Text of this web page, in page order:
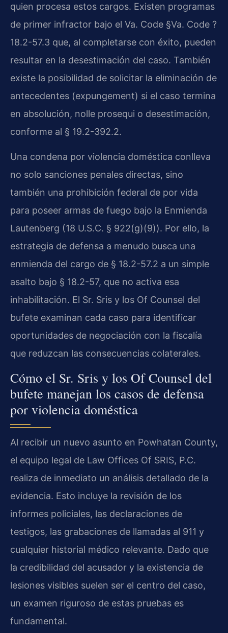
quien procesa estos cargos. Existen programas
de primer infractor bajo el Va. Code §Va. Code ?
18.2-57.3 que, al completarse con éxito, pueden
resultar en la desestimación del caso. También
existe la posibilidad de solicitar la eliminación de
antecedentes (expungement) si el caso termina
en absolución, nolle prosequi o desestimación,
conforme al § 19.2-392.2.
Una condena por violencia doméstica conlleva
no solo sanciones penales directas, sino
también una prohibición federal de por vida
para poseer armas de fuego bajo la Enmienda
Lautenberg (18 U.S.C. § 922(g)(9)). Por ello, la
estrategia de defensa a menudo busca una
enmienda del cargo de § 18.2-57.2 a un simple
asalto bajo § 18.2-57, que no activa esa
inhabilitación. El Sr. Sris y los Of Counsel del
bufete examinan cada caso para identificar
oportunidades de negociación con la fiscalía
que reduzcan las consecuencias colaterales.
Cómo el Sr. Sris y los Of Counsel del
bufete manejan los casos de defensa
por violencia doméstica
Al recibir un nuevo asunto en Powhatan County,
el equipo legal de Law Offices Of SRIS, P.C.
realiza de inmediato un análisis detallado de la
evidencia. Esto incluye la revisión de los
informes policiales, las declaraciones de
testigos, las grabaciones de llamadas al 911 y
cualquier historial médico relevante. Dado que
la credibilidad del acusador y la existencia de
lesiones visibles suelen ser el centro del caso,
un examen riguroso de estas pruebas es
fundamental.